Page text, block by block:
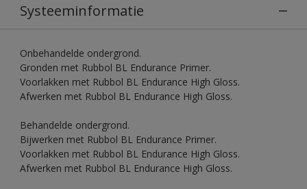
Systeeminformatie
Onbehandelde ondergrond.
Gronden met Rubbol BL Endurance Primer.
Voorlakken met Rubbol BL Endurance High Gloss.
Afwerken met Rubbol BL Endurance High Gloss.
Behandelde ondergrond.
Bijwerken met Rubbol BL Endurance Primer.
Voorlakken met Rubbol BL Endurance High Gloss.
Afwerken met Rubbol BL Endurance High Gloss.